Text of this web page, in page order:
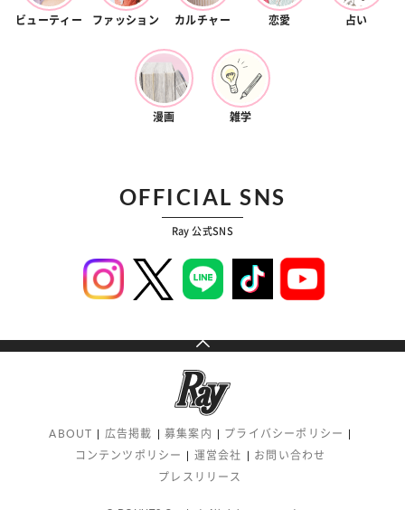
ビューティー ファッション カルチャー 恋愛 占い
漫画 雑学
OFFICIAL SNS
Ray 公式SNS
ABOUT 広告掲載 募集案内
プライバシーポリシー
コンテンツポリシー
運営会社
お問い合わせ
プレスリリース